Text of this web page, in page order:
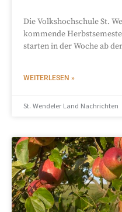
Die Volkshochschule St.
kommende
starten in der Woche ab
WEITERLESEN »
St. Wendeler Land Nachrichten